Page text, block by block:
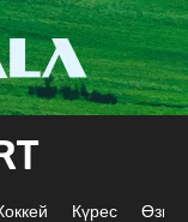
Күрес Өзге